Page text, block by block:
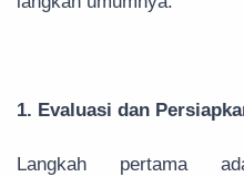
1. Evaluasi dan
Langkah pertama